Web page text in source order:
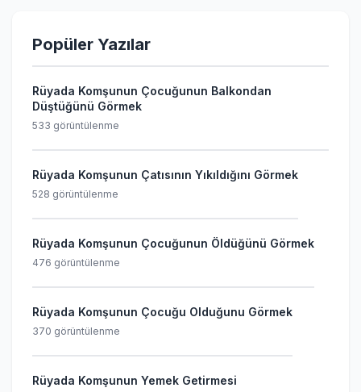
Popüler Yazılar
Rüyada Komşunun Çocuğunun Balkondan
Düştüğünü Görmek
533 görüntülenme
Rüyada Komşunun Çatısının Yıkıldığını Görmek
528 görüntülenme
Rüyada Komşunun Çocuğunun Öldüğünü Görmek
476 görüntülenme
Rüyada Komşunun Çocuğu Olduğunu Görmek
370 görüntülenme
Rüyada Komşunun Yemek Getirmesi